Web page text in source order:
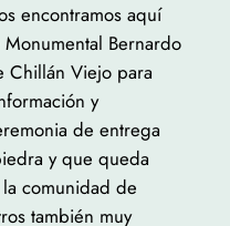
encontramos aquí
Bernardo
Chillán Viejo para
y
de entrega
y que queda
comunidad de
también muy